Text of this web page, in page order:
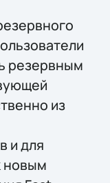
резервным
из
и для
новым